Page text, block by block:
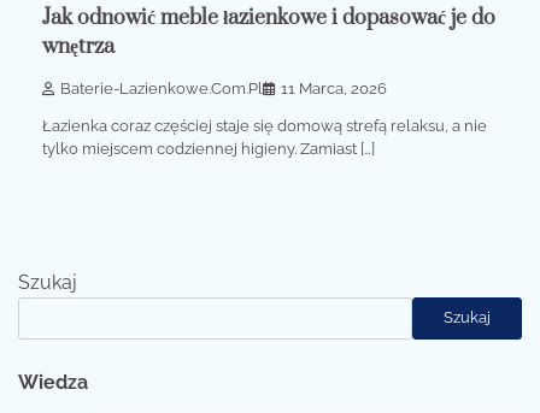
Jak odnowić meble łazienkowe i dopasować je do
wnętrza
Baterie-Lazienkowe.com.pl 11 Marca, 2026
Łazienka coraz częściej staje się domową strefą relaksu, a nie
tylko miejscem codziennej higieny. Zamiast […]
Szukaj
Szukaj
Wiedza